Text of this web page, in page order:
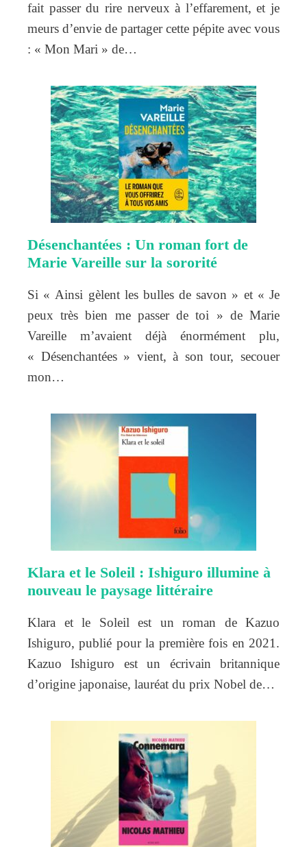
fait passer du rire nerveux à l’effarement, et je
meurs d’envie de partager cette pépite avec vous
: « Mon Mari » de…
Désenchantées : Un roman fort de
Marie Vareille sur la sororité
Si « Ainsi gèlent les bulles de savon » et « Je
peux très bien me passer de toi » de Marie
Vareille m’avaient déjà énormément plu,
« Désenchantées » vient, à son tour, secouer
mon…
Klara et le Soleil : Ishiguro illumine à
nouveau le paysage littéraire
Klara et le Soleil est un roman de Kazuo
Ishiguro, publié pour la première fois en 2021.
Kazuo Ishiguro est un écrivain britannique
d’origine japonaise, lauréat du prix Nobel de…